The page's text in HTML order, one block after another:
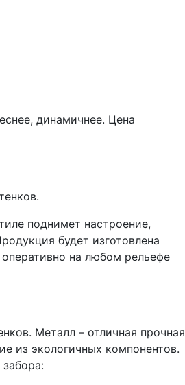
динамичнее. Цена
поднимет настроение,
будет изготовлена
на любом рельефе
Металл – отличная прочная
из экологичных компонентов.